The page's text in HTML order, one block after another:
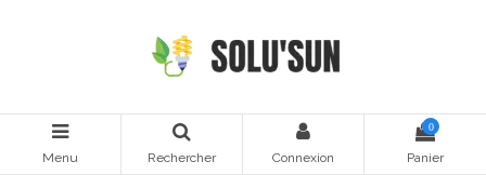
Menu Rechercher Connexion
0
Panier